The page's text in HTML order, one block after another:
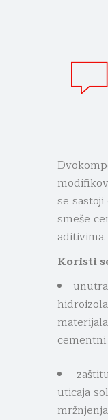
se
smeše
aditivima.
Koristi
uticaja